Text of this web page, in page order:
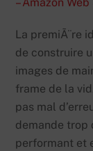
La premiÃ¨re
de construire
images de
frame de la
pas mal
demande trop
performant et